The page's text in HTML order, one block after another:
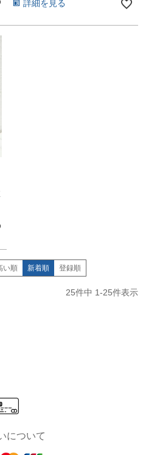
詳細を見る
い順 新着順 登録順
25件中 1-25件表示
について